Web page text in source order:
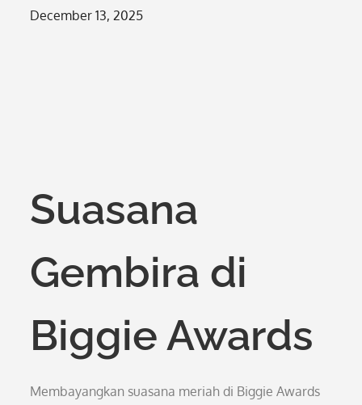
Posted
December 13, 2025
Suasana
Gembira di
Biggie Awards
Membayangkan suasana meriah di Biggie Awards